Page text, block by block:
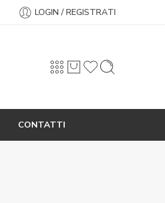
LOGIN / REGISTRATI
CONTATTI